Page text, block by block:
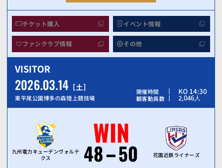
チケット購入 イベント情報
ファンクラブ情報 その他
VISITOR
2026.03.14 土
東平尾公園博多の森陸上競技場
開催時間 KO 14:30
観客動員数 2,046人
九州電力キューデンヴォルテ
クス
WIN
48 50 花園近鉄ライナーズ